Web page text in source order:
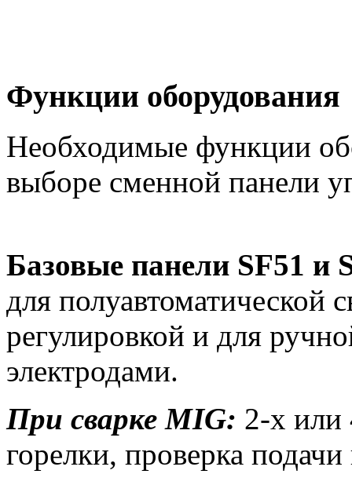
Функции оборудования
Необходимые функции
выборе сменной панели
Базовые панели SF51 и
для полуавтоматической
регулировкой и для
электродами.
При сварке MIG: 2-х или
горелки, проверка